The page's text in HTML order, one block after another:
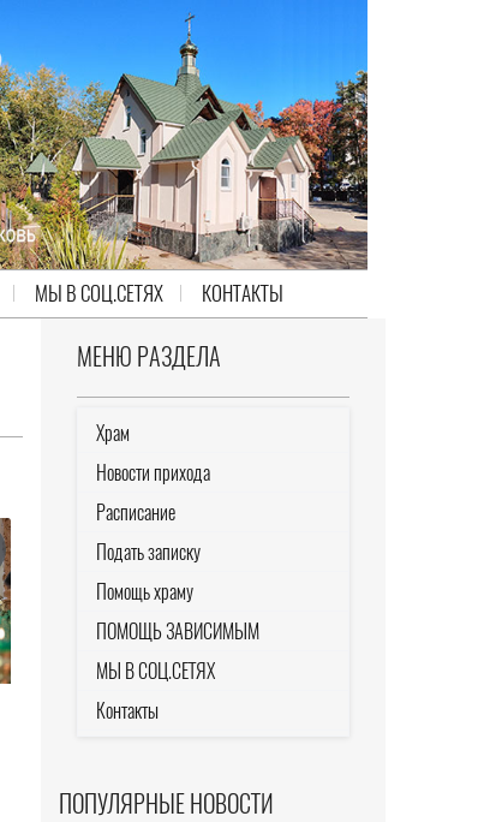
МЫ В СОЦ.СЕТЯХ КОНТАКТЫ
МЕНЮ РАЗДЕЛА
Храм
Новости прихода
Расписание
Подать записку
Помощь храму
ПОМОЩЬ ЗАВИСИМЫМ
МЫ В СОЦ.СЕТЯХ
Контакты
ПОПУЛЯРНЫЕ НОВОСТИ